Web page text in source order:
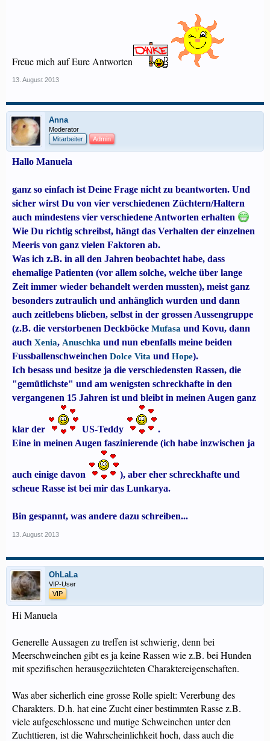
Freue mich auf Eure Antworten
13. August 2013
Anna
Moderator
Mitarbeiter
Admin
Hallo Manuela
ganz so einfach ist Deine Frage nicht zu beantworten. Und
sicher wirst Du von vier verschiedenen Züchtern/Haltern
auch mindestens vier verschiedene Antworten erhalten
Wie Du richtig schreibst, hängt das Verhalten der einzelnen
Meeris von ganz vielen Faktoren ab.
Was ich z.B. in all den Jahren beobachtet habe, dass
ehemalige Patienten (vor allem solche, welche über lange
Zeit immer wieder behandelt werden mussten), meist ganz
besonders zutraulich und anhänglich wurden und dann
auch zeitlebens blieben, selbst in der grossen Aussengruppe
(z.B. die verstorbenen Deckböcke Mufasa und Kovu, dann
auch Xenia, Anuschka und nun ebenfalls meine beiden
Fussballenschweinchen Dolce Vita und Hope).
Ich besass und besitze ja die verschiedensten Rassen, die
"gemütlichste" und am wenigsten schreckhafte in den
vergangenen 15 Jahren ist und bleibt in meinen Augen ganz
klar der US-Teddy
.
Eine in meinen Augen faszinierende (ich habe inzwischen ja
auch einige davon
), aber eher schreckhafte und
scheue Rasse ist bei mir das Lunkarya.
Bin gespannt, was andere dazu schreiben...
13. August 2013
OhLaLa
VIP-User
VIP
Hi Manuela
Generelle Aussagen zu treffen ist schwierig, denn bei
Meerschweinchen gibt es ja keine Rassen wie z.B. bei Hunden
mit spezifischen herausgezüchteten Charaktereigenschaften.
Was aber sicherlich eine grosse Rolle spielt: Vererbung des
Charakters. D.h. hat eine Zucht einer bestimmten Rasse z.B.
viele aufgeschlossene und mutige Schweinchen unter den
Zuchttieren, ist die Wahrscheinlichkeit hoch, dass auch die